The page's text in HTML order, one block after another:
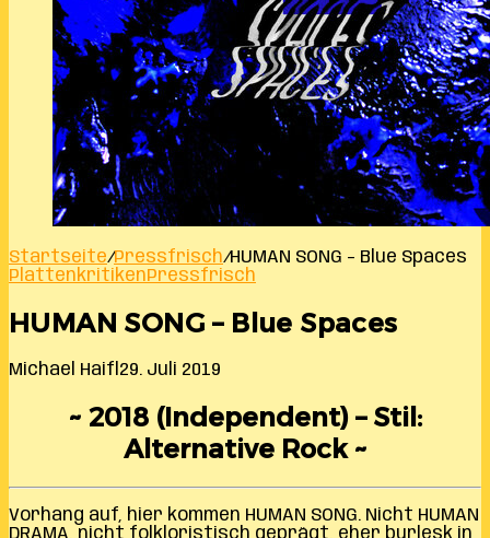
Startseite/Pressfrisch/HUMAN SONG – Blue Spaces
PlattenkritikenPressfrisch
HUMAN SONG – Blue Spaces
Michael Haifl 29. Juli 2019
~ 2018 (Independent) – Stil:
Alternative Rock ~
Vorhang auf, hier kommen HUMAN SONG. Nicht HUMAN
DRAMA, nicht folkloristisch geprägt, eher burlesk in